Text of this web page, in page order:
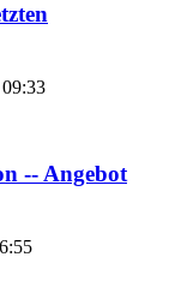
09:33
-- Angebot